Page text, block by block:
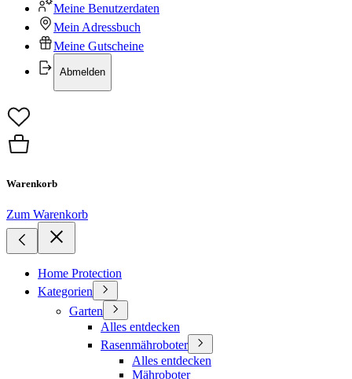
Meine Benutzerdaten
Mein Adressbuch
Meine Gutscheine
Abmelden
Warenkorb
Zum Warenkorb
Home Protection
Kategorien
Garten
Alles entdecken
Rasenmähroboter
Alles entdecken
Mähroboter